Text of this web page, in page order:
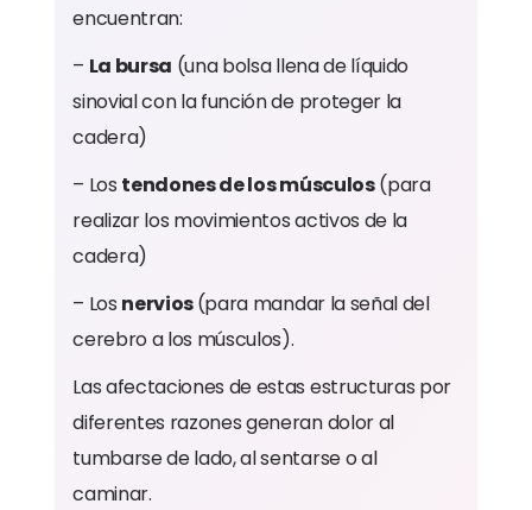
encuentran:
– La bursa (una bolsa llena de líquido
sinovial con la función de proteger la
cadera)
– Los tendones de los músculos(para
realizar los movimientos activos de la
cadera)
– Los nervios(para mandar la señal del
cerebro a los músculos).
Las afectaciones de estas estructuras por
diferentes razones generan dolor al
tumbarse de lado, al sentarse o al
caminar.